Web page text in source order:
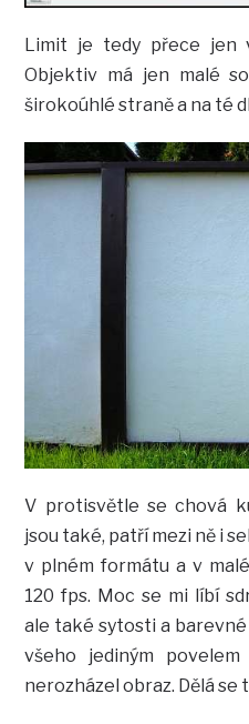
Limit je tedy přece jen
Objektiv má jen malé
širokoúhlé straně a na té
V protisvětle se chová
jsou také, patří mezi ně i
v plném formátu a v
120 fps. Moc se mi líbí
ale také sytosti a
všeho jediným
nerozházel obraz. Dělá se